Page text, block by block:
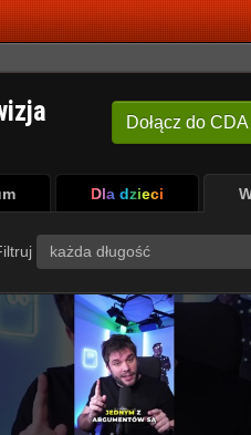
Dołącz do
Dla dzieci
każda długość